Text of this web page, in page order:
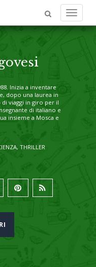
Menu
Inizia a inventare
dopo una laurea in
viaggi in giro per il
di italiano e
insieme a Mosca e
THRILLER